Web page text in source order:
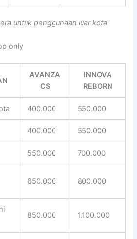
untuk penggunaan luar kota
only
AVANZA
CS
INNOVA
REBORN
400.000 550.000
400.000 550.000
550.000 700.000
650.000 800.000
850.000 1.100.000